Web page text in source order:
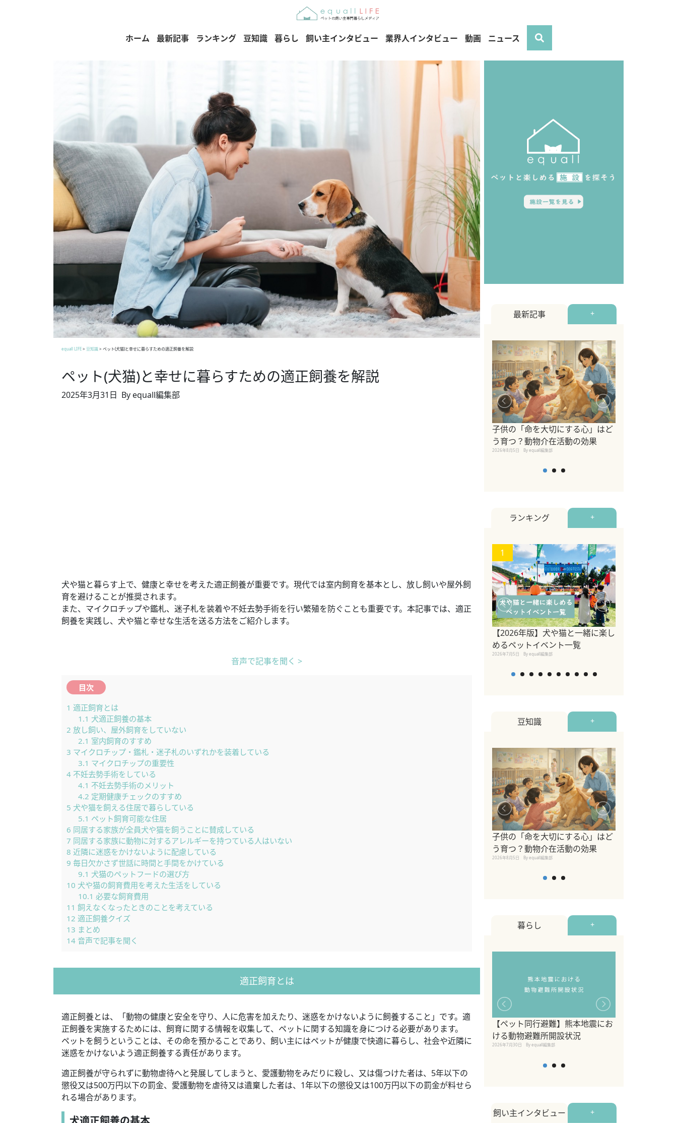
ホーム 最新記事 ランキング 豆知識 暮らし 飼い主インタビュー 業界人インタビュー 動画 ニュース
equall LIFE> 豆知識> ペット(犬猫)と幸せに暮らすための適正飼養を解説
ペット(犬猫)と幸せに暮らすための適正飼養を解説
2025年3月31日 By equall編集部
犬や猫と暮らす上で、健康と幸せを考えた適正飼養が重要です。現代では室内飼育を基本とし、放し飼いや屋外飼
育を避けることが推奨されます。
また、マイクロチップや鑑札、迷子札を装着や不妊去勢手術を行い繁殖を防ぐことも重要です。本記事では、適正
飼養を実践し、犬や猫と幸せな生活を送る方法をご紹介します。
音声で記事を聞く >
目次
1 適正飼育とは
1.1 犬適正飼養の基本
2 放し飼い、屋外飼育をしていない
2.1 室内飼育のすすめ
3 マイクロチップ・鑑札・迷子札のいずれかを装着している
3.1 マイクロチップの重要性
4 不妊去勢手術をしている
4.1 不妊去勢手術のメリット
4.2 定期健康チェックのすすめ
5 犬や猫を飼える住居で暮らしている
5.1 ペット飼育可能な住居
6 同居する家族が全員犬や猫を飼うことに賛成している
7 同居する家族に動物に対するアレルギーを持つている人はいない
8 近隣に迷惑をかけないように配慮している
9 毎日欠かさず世話に時間と手間をかけている
9.1 犬猫のペットフードの選び方
10 犬や猫の飼育費用を考えた生活をしている
10.1 必要な飼育費用
11 飼えなくなったときのことを考えている
12 適正飼養クイズ
13 まとめ
14 音声で記事を聞く
適正飼育とは
適正飼養とは、「動物の健康と安全を守り、人に危害を加えたり、迷惑をかけないように飼養すること」です。適
正飼養を実施するためには、飼育に関する情報を収集して、ペットに関する知識を身につける必要があります。
ペットを飼うということは、その命を預かることであり、飼い主にはペットが健康で快適に暮らし、社会や近隣に
迷惑をかけないよう適正飼養する責任があります。
適正飼養が守られずに動物虐待へと発展してしまうと、愛護動物をみだりに殺し、又は傷つけた者は、5年以下の
懲役又は500万円以下の罰金、愛護動物を虐待又は遺棄した者は、1年以下の懲役又は100万円以下の罰金が料せら
れる場合があります。
最新記事 +
子供の「命を大切にする心」はど
う育つ？動物介在活動の効果
2026年8月5日 By equall編集部
ランキング +
1
【2026年版】犬や猫と一緒に楽し
めるペットイベント一覧
2026年7月5日 By equall編集部
豆知識 +
子供の「命を大切にする心」はど
う育つ？動物介在活動の効果
2026年8月5日 By equall編集部
暮らし +
【ペット同行避難】熊本地震にお
ける動物避難所開設状況
2026年7月30日 By equall編集部
飼い主インタビュー +